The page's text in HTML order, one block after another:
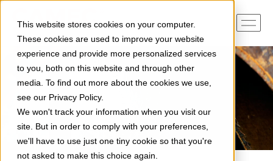
This website stores cookies on your computer.
These cookies are used to improve your website
experience and provide more personalized services
to you, both on this website and through other
media. To find out more about the cookies we use,
see our Privacy Policy.
We won't track your information when you visit our
site. But in order to comply with your preferences,
we'll have to use just one tiny cookie so that you're
not asked to make this choice again.